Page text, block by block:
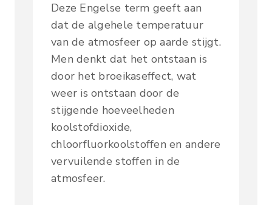
Deze Engelse term geeft aan
dat de algehele temperatuur
van de atmosfeer op aarde stijgt.
Men denkt dat het ontstaan is
door het broeikaseffect, wat
weer is ontstaan door de
stijgende hoeveelheden
koolstofdioxide,
chloorfluorkoolstoffen en andere
vervuilende stoffen in de
atmosfeer.